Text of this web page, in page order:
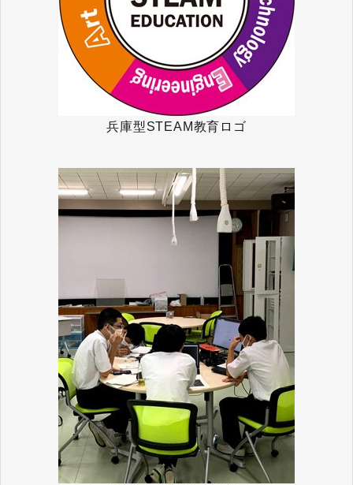
兵庫型STEAM教育ロゴ